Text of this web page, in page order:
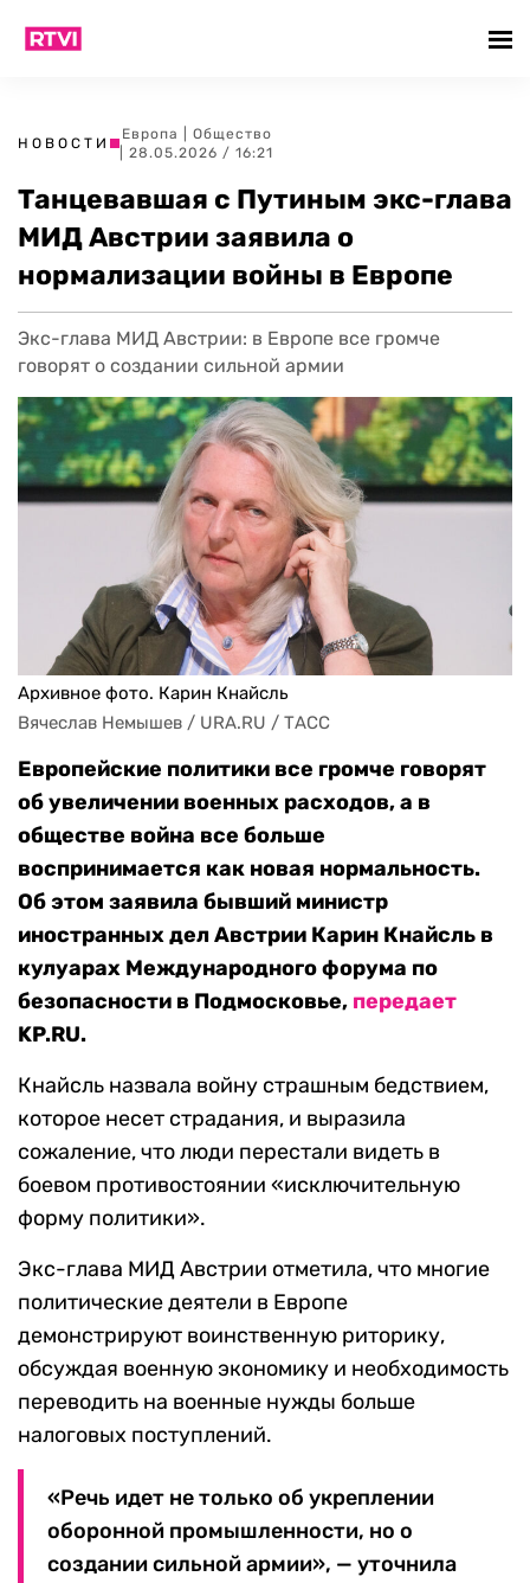
НОВОСТИ
Европа
Общество
| 28.05.2026 / 16:21
Танцевавшая с Путиным экс-глава
МИД Австрии заявила о
нормализации войны в Европе
Экс-глава МИД Австрии: в Европе все громче
говорят о создании сильной армии
Архивное фото. Карин Кнайсль
Вячеслав Немышев / URA.RU / ТАСС
Европейские политики все громче говорят
об увеличении военных расходов, а в
обществе война все больше
воспринимается как новая нормальность.
Об этом заявила бывший министр
иностранных дел Австрии Карин Кнайсль в
кулуарах Международного форума по
безопасности в Подмосковье, передает
KP.RU.
Кнайсль назвала войну страшным бедствием,
которое несет страдания, и выразила
сожаление, что люди перестали видеть в
боевом противостоянии «исключительную
форму политики».
Экс-глава МИД Австрии отметила, что многие
политические деятели в Европе
демонстрируют воинственную риторику,
обсуждая военную экономику и необходимость
переводить на военные нужды больше
налоговых поступлений.
«Речь идет не только об укреплении
оборонной промышленности, но о
создании сильной армии», — уточнила